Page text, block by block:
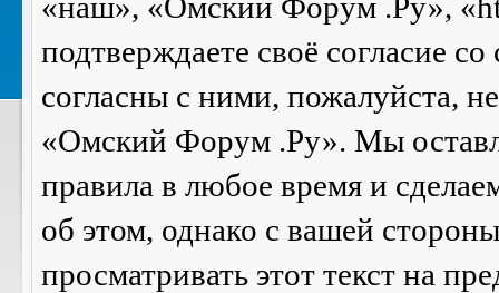
подтверждаете своё согласие
согласны с ними, пожалуйста,
«Омский Форум .Ру». Мы
правила в любое время и
об этом, однако с вашей
просматривать этот текст на